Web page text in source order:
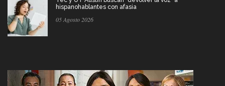
hispanohablantes con afasia
05 Agosto 2026